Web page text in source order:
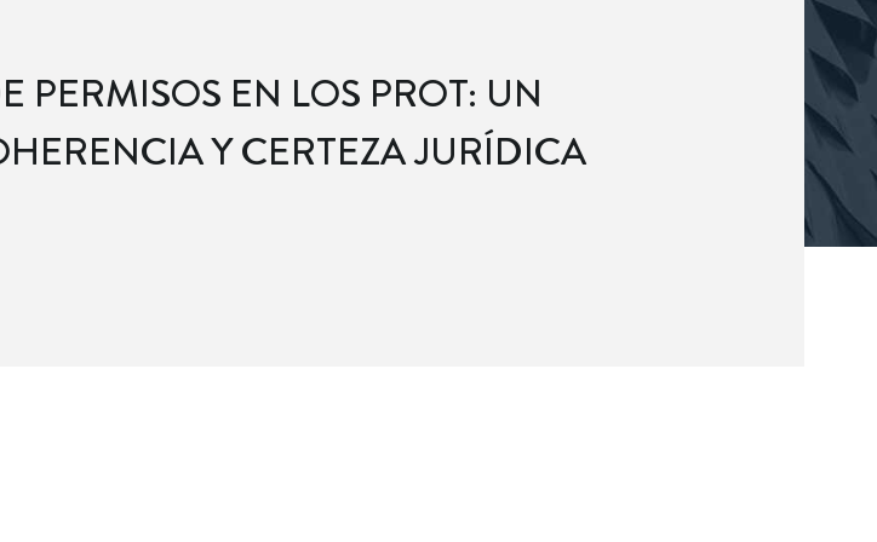
PERMISOS EN LOS PROT: UN
Y CERTEZA JURÍDICA